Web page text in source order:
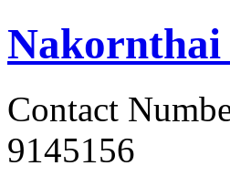
Nakornthai
Contact
9145156